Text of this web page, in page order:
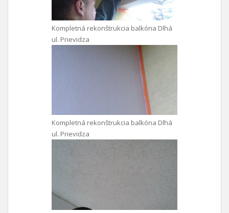
Kompletná rekonštrukcia balkóna Dlhá
ul. Prievidza
Kompletná rekonštrukcia balkóna Dlhá
ul. Prievidza